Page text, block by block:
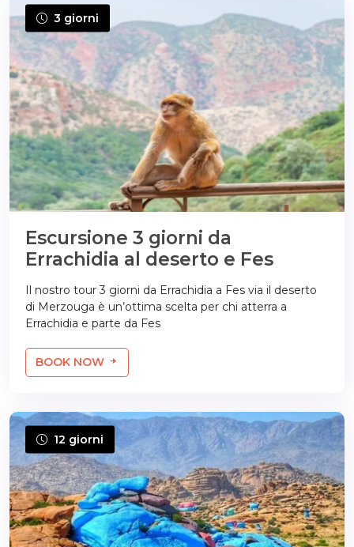
3 giorni
Escursione 3 giorni da
Errachidia al deserto e Fes
Il nostro tour 3 giorni da Errachidia a Fes via il deserto
di Merzouga è un’ottima scelta per chi atterra a
Errachidia e parte da Fes
BOOK NOW
12 giorni